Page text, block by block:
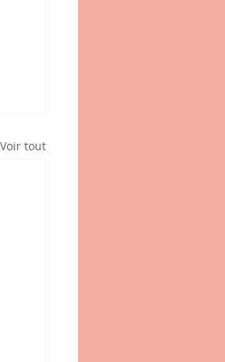
Voir tout